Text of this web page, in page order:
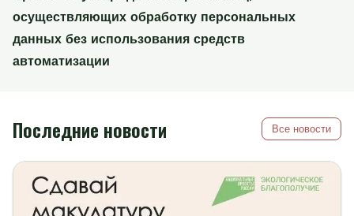
осуществляющих обработку персональных
данных без использования средств
автоматизации
Последние новости Все новости